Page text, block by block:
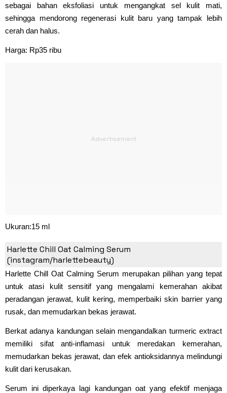
sebagai bahan eksfoliasi untuk mengangkat sel kulit mati,
sehingga mendorong regenerasi kulit baru yang tampak lebih
cerah dan halus.
Harga: Rp35 ribu
Ukuran:15 ml
3. Harlette Chill Oat Calming Serum
Harlette Chill Oat Calming Serum
(instagram/harlettebeauty)
Harlette Chill Oat Calming Serum merupakan pilihan yang tepat
untuk atasi kulit sensitif yang mengalami kemerahan akibat
peradangan jerawat, kulit kering, memperbaiki skin barrier yang
rusak, dan memudarkan bekas jerawat.
Berkat adanya kandungan selain mengandalkan turmeric extract
memiliki sifat anti-inflamasi untuk meredakan kemerahan,
memudarkan bekas jerawat, dan efek antioksidannya melindungi
kulit dari kerusakan.
Serum ini diperkaya lagi kandungan oat yang efektif menjaga